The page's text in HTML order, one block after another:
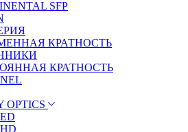
SFP
КРАТНОСТЬ
КРАТНОСТЬ
OPTICS